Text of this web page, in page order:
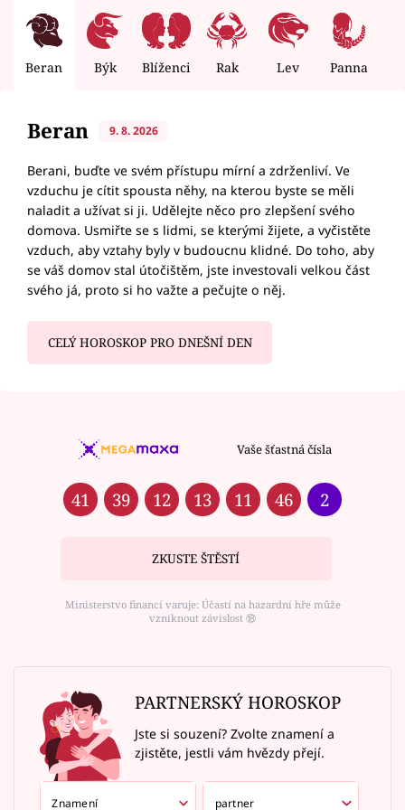
Beran Býk Blíženci Rak Lev Panna
Beran 9. 8. 2026
Berani, buďte ve svém přístupu mírní a zdrženliví. Ve
vzduchu je cítit spousta něhy, na kterou byste se měli
naladit a užívat si ji. Udělejte něco pro zlepšení svého
domova. Usmiřte se s lidmi, se kterými žijete, a vyčistěte
vzduch, aby vztahy byly v budoucnu klidné. Do toho, aby
se váš domov stal útočištěm, jste investovali velkou část
svého já, proto si ho važte a pečujte o něj.
CELÝ HOROSKOP PRO DNEŠNÍ DEN
Vaše šťastná čísla
41 39 12 13 11 46 2
ZKUSTE ŠTĚSTÍ
Ministerstvo financí varuje: Účastí na hazardní hře může
vzniknout závislost ⑱
PARTNERSKÝ HOROSKOP
Jste si souzení? Zvolte znamení a
zjistěte, jestli vám hvězdy přejí.